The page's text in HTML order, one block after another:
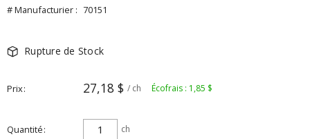
# Manufacturier : 70151
Rupture de Stock
Prix 27,18 $ / ch Écofrais : 1,85 $
Quantité ch